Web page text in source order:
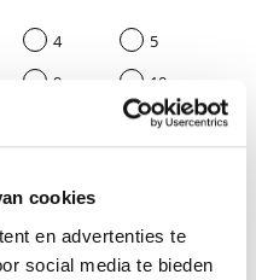
cookies
en advertenties te
social media te bieden
4
5
9
10